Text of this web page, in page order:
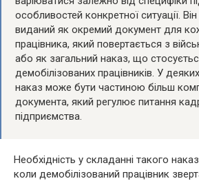
особливостей конкретної ситуації.
виданий як окремий документ для
працівника, який повертається з
або як загальний наказ, що
демобілізованих працівників. У
наказ може бути частиною більш
документа, який регулює питання
підприємства.
Необхідність у складанні такого
коли демобілізований працівник